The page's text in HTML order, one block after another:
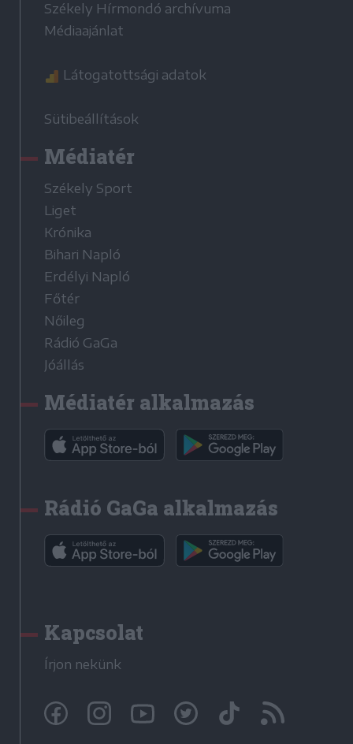
Székely Hírmondó archívuma
Médiaajánlat
Látogatottsági adatok
Sütibeállítások
Médiatér
Székely Sport
Liget
Krónika
Bihari Napló
Erdélyi Napló
Főtér
Nőileg
Rádió GaGa
Jóállás
Médiatér alkalmazás
Rádió GaGa alkalmazás
Kapcsolat
Írjon nekünk